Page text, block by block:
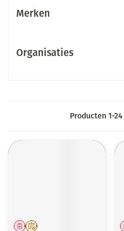
Merken
Organisaties
Producten 1-24
Op voorschrift
Geneesmiddel